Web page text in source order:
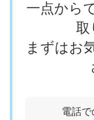
一点から
取
まずはお
電話